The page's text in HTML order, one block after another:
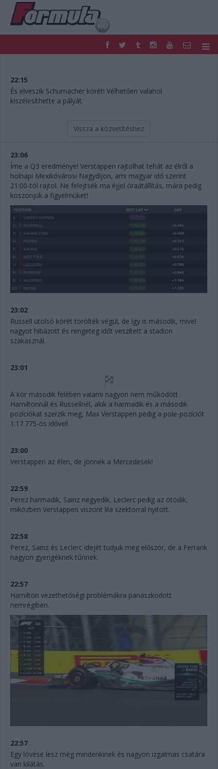
FORMULA
NEMZETKÖZI
HAZAI
RETRO
TIPPJÁTÉK
22:15
És elveszik Schumacher körét! Vélhetően valahol
kiszélesíthette a pályát.
Vissza a közvetítéshez
23:06
Íme a Q3 eredménye! Verstappen rajtolhat tehát az élről a
holnapi Mexikóvárosi Nagydíjon, ami magyar idő szerint
21:00-tól rajtol. Ne felejtsék ma éjjel óraátállítás, mára pedig
köszönjük a figyelmüket!
23:02
Russell utolsó körét törölték végül, de így is második, mivel
nagyot hibázott és rengeteg időt veszített a stadion
szakasznál.
23:01
A kör második felében valami nagyon nem működött
Hamiltonnál és Russellnél, akik a harmadik és a második
pozíciókat szerzik meg, Max Verstappen pedig a pole-pozíciót
1:17.775-ös idővel!
23:00
Verstappen az élen, de jönnek a Mercedesek!
22:59
Perez harmadik, Sainz negyedik, Leclerc pedig az ötödik,
miközben Verstappen viszont lila szektorral nyitott.
22:58
Perez, Sainz és Leclerc idejét tudjuk meg először, de a Ferrarik
nagyon gyengéknek tűnnek.
22:57
Hamilton vezethetőségi problémákra panaszkodott
nemrégiben.
22:57
Egy lövése lesz még mindenkinek és nagyon izgalmas csatára
van kilátás.